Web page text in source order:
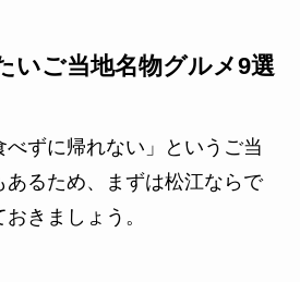
いご当地名物グルメ9選
ずに帰れない」というご当
るため、まずは松江ならで
きましょう。